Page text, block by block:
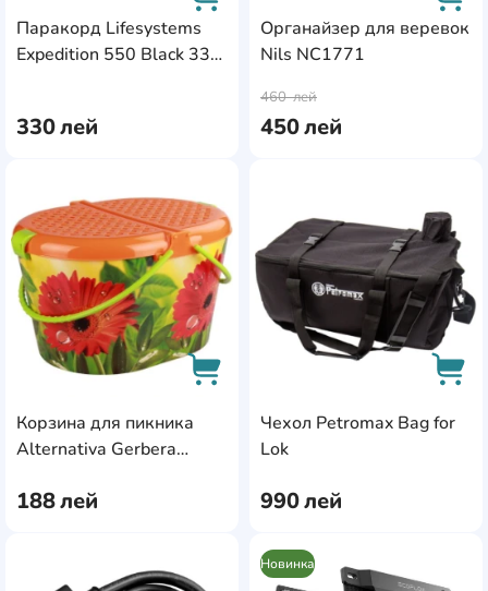
Паракорд Lifesystems
Expedition 550 Black 33m
330лей
Органайзер для веревок
Nils NC1771
450лей
460лей
Корзина для пикника
Alternativa Gerbera
188лей
AddCardToFavourite
AddCardToCart
Чехол Petromax Bag for
Lok
990лей
AddCardToFavourite
Новинка